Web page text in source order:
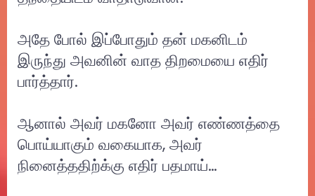
அதே போல் இப்போதும் தன் மகனிடம்
இருந்து அவனின் வாத திறமையை எதிர்
பார்த்தார்.
ஆனால் அவர் மகனோ அவர் எண்ணத்தை
பொய்யாகும் வகையாக, அவர்
நினைத்ததிற்க்கு எதிர் பதமாய்…